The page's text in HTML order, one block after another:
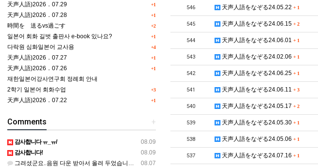
546 天声人語をなぞる24.05.22 + 1
545 天声人語をなぞる24.06.15 + 2
544 天声人語をなぞる24.06.01 + 1
543 天声人語をなぞる24.02.06 + 1
542 天声人語をなぞる24.06.25 + 1
541 天声人語をなぞる24.06.11 + 3
540 天声人語をなぞる24.05.17 + 2
539 天声人語をなぞる24.05.30 + 1
538 天声人語をなぞる24.05.06 + 1
537 天声人語をなぞる24.07.16 + 1
+1
天声人語)2026．07.29
+1
天声人語)2026．07.28
+2
時間を 送るvs過ごす
+1
일본어 회화 길벗 출판사 e-book 있나요?
+4
다락원 심화일본어 교사용
+1
天声人語)2026．07.27
+1
天声人語)2026．07.26
재한일본어강사연구회 정례회 안내
+3
2학기 일본어 회화수업
+1
天声人語)2026．07.22
+
Comments
08.09
감사합니다 ㅠ_ㅠ/
08.09
감사합니다!
08.07
그려셨군요..음원 다운 받아서 올려 두었습니다. 불편하셨네요..죄송합니다..